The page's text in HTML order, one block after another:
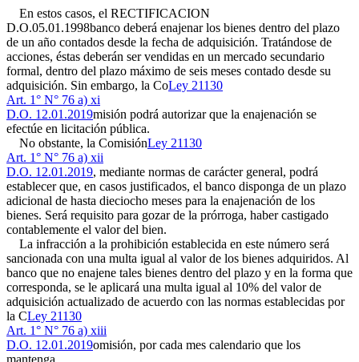
En estos casos, el RECTIFICACION
D.O.05.01.1998banco deberá enajenar los bienes dentro del plazo
de un año contados desde la fecha de adquisición. Tratándose de
acciones, éstas deberán ser vendidas en un mercado secundario
formal, dentro del plazo máximo de seis meses contado desde su
adquisición. Sin embargo, la CoLey 21130
Art. 1° N° 76 a) xi
D.O. 12.01.2019misión podrá autorizar que la enajenación se
efectúe en licitación pública.
No obstante, la ComisiónLey 21130
Art. 1° N° 76 a) xii
D.O. 12.01.2019, mediante normas de carácter general, podrá
establecer que, en casos justificados, el banco disponga de un plazo
adicional de hasta dieciocho meses para la enajenación de los
bienes. Será requisito para gozar de la prórroga, haber castigado
contablemente el valor del bien.
La infracción a la prohibición establecida en este número será
sancionada con una multa igual al valor de los bienes adquiridos. Al
banco que no enajene tales bienes dentro del plazo y en la forma que
corresponda, se le aplicará una multa igual al 10% del valor de
adquisición actualizado de acuerdo con las normas establecidas por
la CLey 21130
Art. 1° N° 76 a) xiii
D.O. 12.01.2019omisión, por cada mes calendario que los
mantenga.